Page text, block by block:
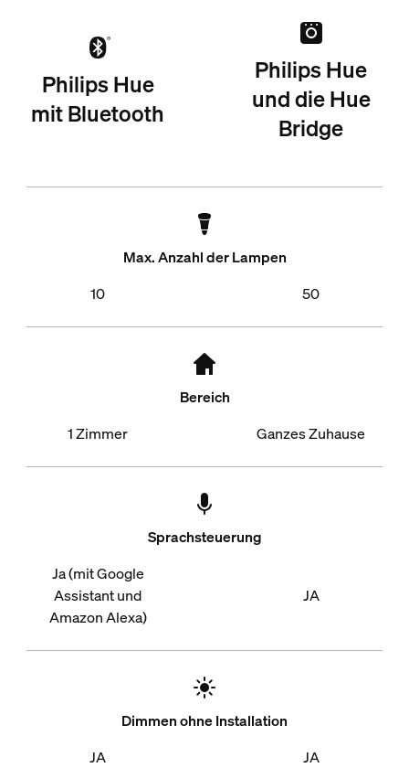
Philips Hue
mit Bluetooth
Philips Hue
und die Hue
Bridge
10
Max. Anzahl der Lampen
50
1 Zimmer
Bereich
Ganzes Zuhause
Ja (mit Google
Assistant und
Amazon Alexa)
Sprachsteuerung
JA
JA
Dimmen ohne Installation
JA